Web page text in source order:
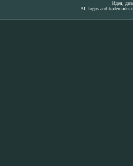
Идея,
All logos and trademarks